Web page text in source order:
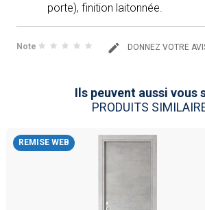
porte), finition laitonnée.
Note DONNEZ VOTRE
Ils peuvent aussi vous
PRODUITS
REMISE WEB